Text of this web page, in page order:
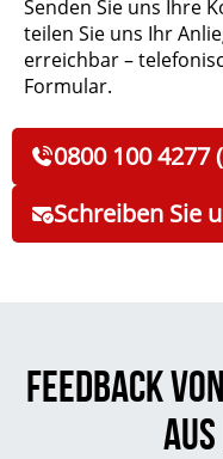
Senden Sie uns Ihre
teilen Sie uns Ihr
erreichbar –
Formular.
0800 100 4277
Schreiben Sie
Feedback